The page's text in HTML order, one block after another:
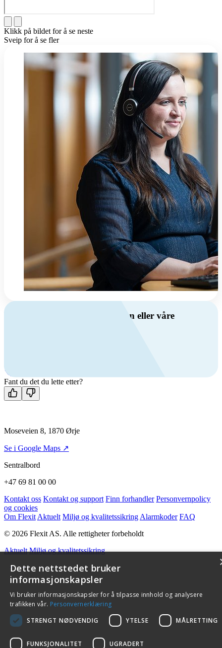
Klikk på bildet for å se neste
Sveip for å se fler
Har du spørsmål om ventilasjon eller våre
Kontakt oss
Fant du det du lette etter?
Moseveien 8, 1870 Ørje
Se i Google Maps ↗
Sentralbord
+47 69 81 00 00
Kontakt oss Kontakt og support Finn forhandler Personvernpolicy
og cookies
Om Flexit Aktuelt Miljø og kvalitetssikring Alarmkoder FAQ
© 2026 Flexit AS. Alle rettigheter forbeholdt
Aktuelt Miljø og kvalitetssikring
Dette nettstedet bruker
informasjonskapsler
Vi bruker informasjonskapsler for å tilpasse innhold og analysere
trafikken vår. Personvernerklæring
STRENGT NØDVENDIG
YTELSE MÅLRETTING
FUNKSJONALITET UGRADERT